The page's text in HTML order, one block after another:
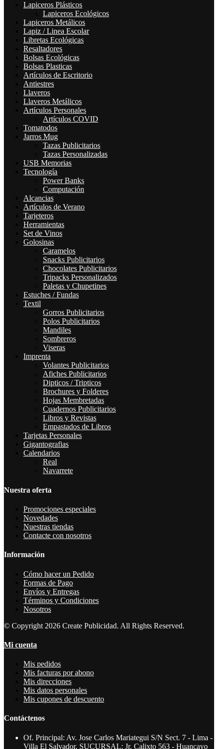
Lapiceros Plásticos
Lapiceros Ecológicos
Lapiceros Metálicos
Lapiz / Linea Escolar
Libretas Ecológicas
Resaltadores
Bolsas Ecológicas
Bolsas Plasticas
Artículos de Escritorio
Antiestres
Llaveros
Llaveros Metálicos
Artículos Personales
Artículos COVID
Tomatodos
Jarros Mug
Tazas Publicitarios
Tazas Personalizadas
USB Memorias
Tecnología
Power Banks
Computación
Alcancias
Artículos de Verano
Tarjeteros
Herramientas
Set de Vinos
Golosinas
Caramelos
Snacks Publicitarios
Chocolates Publicitarios
Tripacks Personalizados
Paletas y Chupetines
Estuches / Fundas
Textil
Gorros Publicitarios
Polos Publicitarios
Mandiles
Sombreros
Viseras
Imprenta
Volantes Publicitarios
Afiches Publicitarios
Dipticos / Tripticos
Brochures y Folderes
Hojas Membretadas
Cuadernos Publicitarios
Libros y Revistas
Empastados de Libros
Tarjetas Personales
Gigantografias
Calendarios
Real
Navarrete
Nuestra oferta
Promociones especiales
Novedades
Nuestras tiendas
Contacte con nosotros
Información
Cómo hacer un Pedido
Formas de Pago
Envíos y Entregas
Términos y Condiciones
Nosotros
© Copyright 2026 Create Publicidad. All Rights Reserved.
Mi cuenta
Mis pedidos
Mis facturas por abono
Mis direcciones
Mis datos personales
Mis cupones de descuento
Contáctenos
Of. Principal: Av. Jose Carlos Mariategui S/N Sect. 7 - Lima -
Villa El Salvador, SUCURSAL: Jr. Calixto 563 - Huancayo